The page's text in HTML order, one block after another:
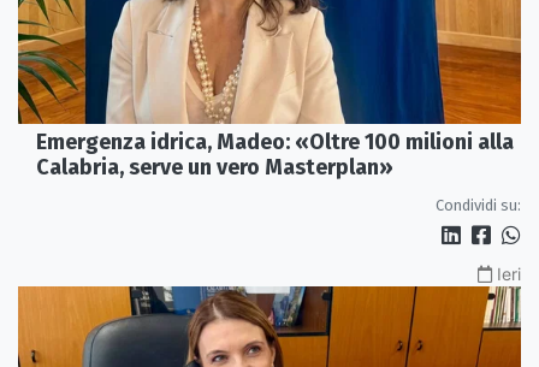
Emergenza idrica, Madeo: «Oltre 100 milioni alla
Calabria, serve un vero Masterplan»
Condividi su:
Ieri